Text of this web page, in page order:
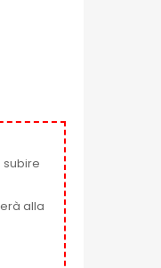
subire
alla